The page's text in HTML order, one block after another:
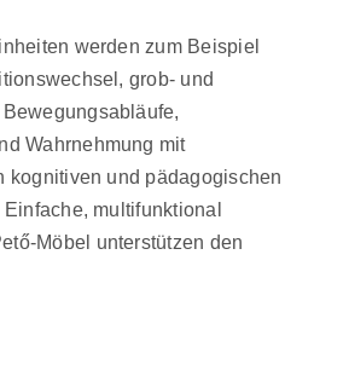
werden zum Beispiel
grob- und
Wahrnehmung mit
kognitiven und pädagogischen
Einfache, multifunktional
Möbel unterstützen den